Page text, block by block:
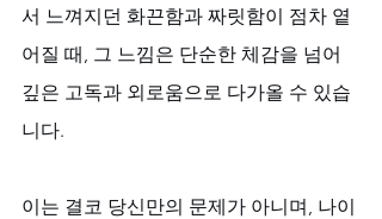
서 느껴지던 화끈함과 짜릿함이 점차 옅
어질 때, 그 느낌은 단순한 체감을 넘어
깊은 고독과 외로움으로 다가올 수 있습
니다.
이는 결코 당신만의 문제가 아니며, 나이